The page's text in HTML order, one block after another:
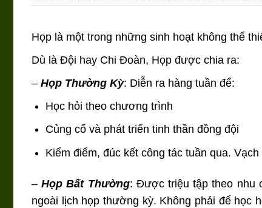
Họp là một trong những sinh hoạt không thể
Dù là Đội hay Chi Đoàn, Họp được chia ra:
– Họp Thường Kỳ: Diễn ra hàng tuần để:
Học hỏi theo chương trình
Củng cố và phát triển tinh thần đồng đội
Kiểm điểm, đúc kết công tác tuần qua.
–Họp Bất Thường: Được triệu tập theo nhu
ngoài lịch họp thường kỳ. Không phải để học